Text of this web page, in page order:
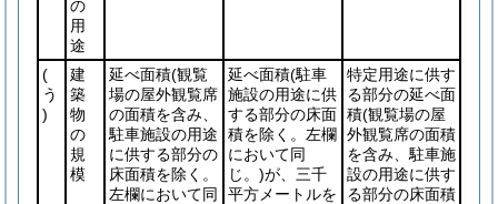
の
用
途
(
う
)
建
築
物
の
規
模
延べ面積(観覧
場の屋外観覧席
の面積を含み、
駐車施設の用途
に供する部分の
床面積を除く。
左欄において同
延べ面積(駐車
施設の用途に供
する部分の床面
積を除く。左欄
において同
じ。)が、三千
平方メートルを
特定用途に供す
る部分の延べ面
積(観覧場の屋
外観覧席の面積
を含み、駐車施
設の用途に供す
る部分の床面積